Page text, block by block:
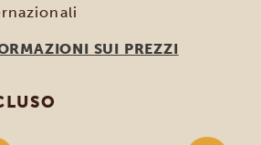
SUI PREZZI